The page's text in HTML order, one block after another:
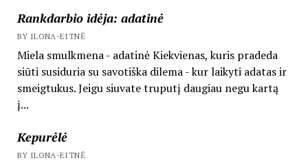
Rankdarbio idėja: adatinė
BY ILONA-EITNĖ
Miela smulkmena - adatinė Kiekvienas, kuris pradeda
siūti susiduria su savotiška dilema - kur laikyti adatas ir
smeigtukus. Jeigu siuvate truputį daugiau negu kartą
į...
Kepurėlė
BY ILONA-EITNĖ